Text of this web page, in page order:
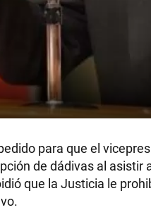
para que el
de dádivas al
que la Justicia le